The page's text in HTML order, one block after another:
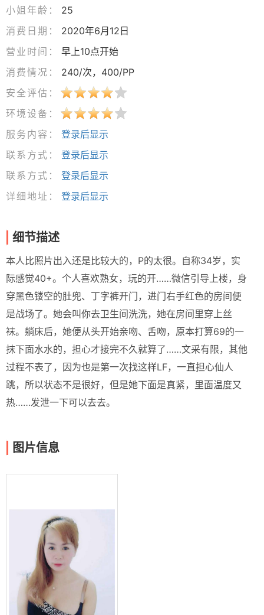
小姐年龄：
25
消费日期：
2020年6月12日
营业时间：
早上10点开始
消费情况：
240/次，400/PP
安全评估：
环境设备：
服务内容：
登录后显示
联系方式：
登录后显示
联系方式：
登录后显示
详细地址：
登录后显示
细节描述
本人比照片出入还是比较大的，P的太很。自称34岁，实
际感觉40+。个人喜欢熟女，玩的开……微信引导上楼，身
穿黑色镂空的肚兜、丁字裤开门，进门右手红色的房间便
是战场了。她会叫你去卫生间洗洗，她在房间里穿上丝
袜。躺床后，她便从头开始亲吻、舌吻，原本打算69的一
抹下面水水的，担心才接完不久就算了……文采有限，其他
过程不表了，因为也是第一次找这样LF，一直担心仙人
跳，所以状态不是很好，但是她下面是真紧，里面温度又
热……发泄一下可以去去。
图片信息